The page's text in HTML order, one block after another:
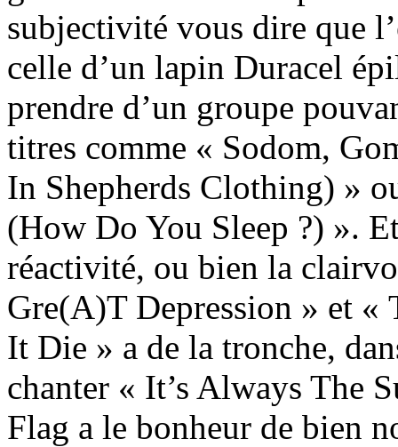
subjectivité vous dire que
celle d’un lapin Duracel
prendre d’un groupe
titres comme « Sodom,
In Shepherds Clothing) »
(How Do You Sleep ?) ».
réactivité, ou bien la
Gre(A)T Depression » et
It Die » a de la tronche,
chanter « It’s Always The
Flag a le bonheur de bien